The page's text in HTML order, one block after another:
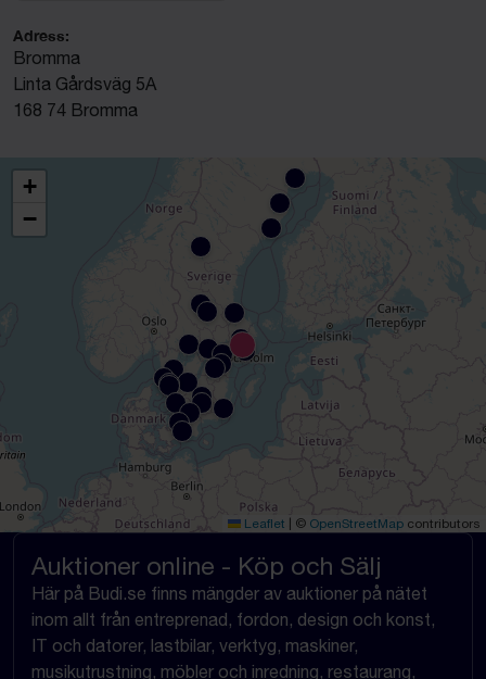
Adress:
Bromma
Linta Gårdsväg 5A
168 74 Bromma
+
−
Leaflet © OpenStreetMap contributors
Auktioner online - Köp och Sälj
Här på Budi.se finns mängder av auktioner på nätet
inom allt från entreprenad, fordon, design och konst,
IT och datorer, lastbilar, verktyg, maskiner,
musikutrustning, möbler och inredning, restaurang,